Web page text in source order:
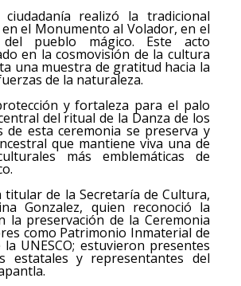
realizó la tradicional
el Monumento al Volador, en el
pueblo mágico. Este acto
en la cosmovisión de la cultura
una muestra de gratitud hacia la
de la naturaleza.
y fortaleza para el palo
del ritual de la Danza de los
de esta ceremonia se preserva y
que mantiene viva una de
más emblemáticas de
titular de la Secretaría de Cultura,
Gonzalez, quien reconoció la
la preservación de la Ceremonia
como Patrimonio Inmaterial de
UNESCO; estuvieron presentes
estatales y representantes del